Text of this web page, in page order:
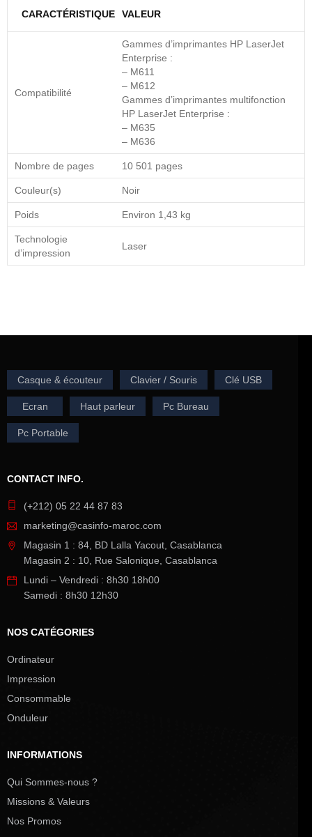
CARACTÉRISTIQUE VALEUR
Compatibilité
Gammes d’imprimantes HP LaserJet
Enterprise :
– M611
– M612
Gammes d’imprimantes multifonction
HP LaserJet Enterprise :
– M635
– M636
Nombre de pages 10 501 pages
Couleur(s) Noir
Poids Environ 1,43 kg
Technologie
d’impression
Laser
Casque & écouteur Clavier / Souris Clé USB
Ecran Haut parleur Pc Bureau
Pc Portable
CONTACT INFO.
(+212) 05 22 44 87 83
marketing@casinfo-maroc.com
Magasin 1 : 84, BD Lalla Yacout, Casablanca
Magasin 2 : 10, Rue Salonique, Casablanca
Lundi – Vendredi : 8h30 18h00
Samedi : 8h30 12h30
NOS CATÉGORIES
Ordinateur
Impression
Consommable
Onduleur
INFORMATIONS
Qui Sommes-nous ?
Missions & Valeurs
Nos Promos